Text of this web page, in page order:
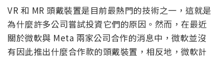
VR 和 MR 頭戴裝置是目前最熱門的技術之一，這就是
為什麼許多公司嘗試投資它們的原因。然而，在最近
關於微軟與 Meta 兩家公司合作的消息中，微軟並沒
有因此推出什麼合作款的頭戴裝置，相反地，微軟計